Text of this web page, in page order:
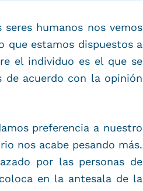
humanos nos vemos
que estamos dispuestos a
el individuo es el que se
acuerdo con la opinión
preferencia a nuestro
nos acabe pesando más.
por las personas de
en la antesala de la